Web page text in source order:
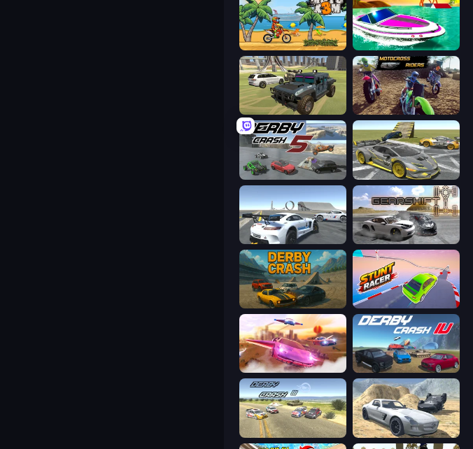
Moto X3M Jet Boat Racing
4x4 Offroader MotoCross Riders
Derby Crash 5 Wrong Way
Gearshift One
Derby Crash Stunt Racer
Ultimate Flying Car Derby Crash 4
Derby Crash 3 Derby Crash 2